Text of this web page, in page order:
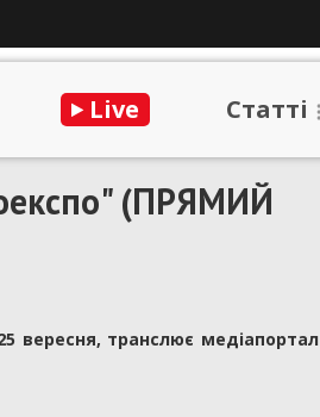
Live Статтi
(ПРЯМИЙ
вересня, транслює медіапортал